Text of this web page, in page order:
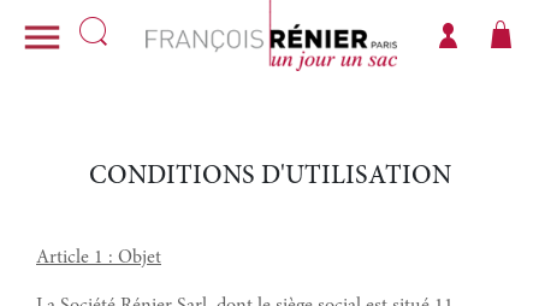

CONDITIONS D'UTILISATION
Article 1 : Objet